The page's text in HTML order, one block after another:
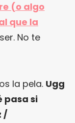
(o algo
que la
No te
la pela. Ugg
pasa si
/